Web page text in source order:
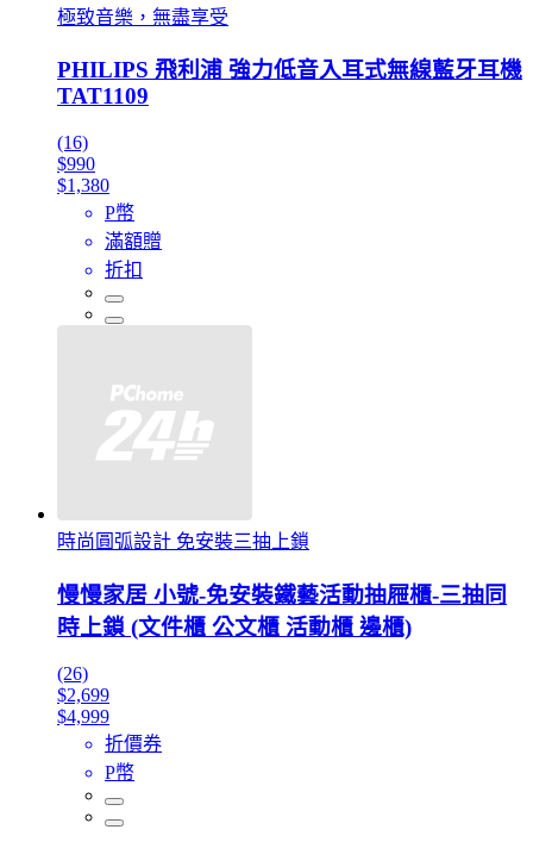
極致音樂，無盡享受
PHILIPS 飛利浦 強力低音入耳式無線藍牙耳機
TAT1109
(16)
$990
$1,380
P幣
滿額贈
折扣
時尚圓弧設計 免安裝三抽上鎖
慢慢家居 小號-免安裝鐵藝活動抽屜櫃-三抽同
時上鎖 (文件櫃 公文櫃 活動櫃 邊櫃)
(26)
$2,699
$4,999
折價券
P幣